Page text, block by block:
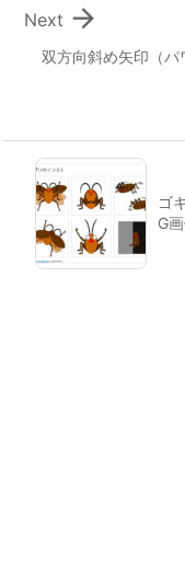
双方向斜め矢印（

Next
ゴ
G